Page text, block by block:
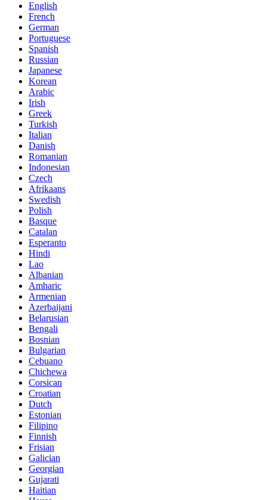
English
French
German
Portuguese
Spanish
Russian
Japanese
Korean
Arabic
Irish
Greek
Turkish
Italian
Danish
Romanian
Indonesian
Czech
Afrikaans
Swedish
Polish
Basque
Catalan
Esperanto
Hindi
Lao
Albanian
Amharic
Armenian
Azerbaijani
Belarusian
Bengali
Bosnian
Bulgarian
Cebuano
Chichewa
Corsican
Croatian
Dutch
Estonian
Filipino
Finnish
Frisian
Galician
Georgian
Gujarati
Haitian